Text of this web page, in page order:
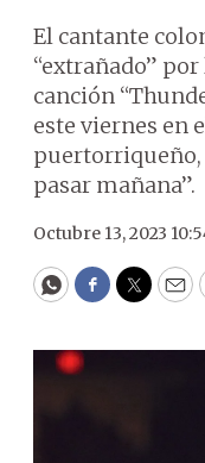
El cantante
“extrañado”
canción
este viernes en
puertorriqueño,
pasar mañana”.
Octubre 13, 2023
WhatsApp
Facebook